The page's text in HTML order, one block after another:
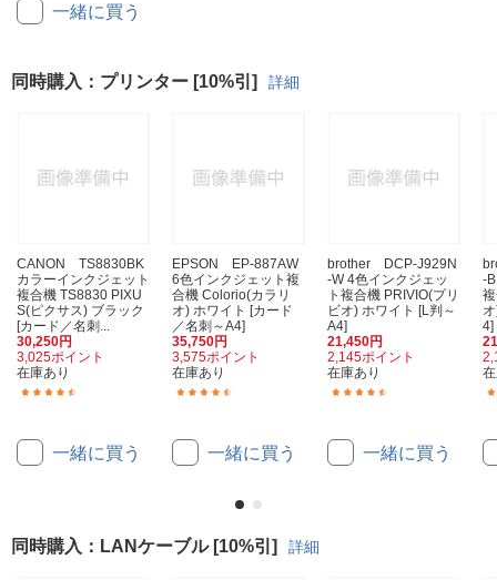
一緒に買う
同時購入：プリンター [10%引] 詳細
CANON TS8830BK
カラーインクジェット
複合機 TS8830 PIXU
S(ピクサス) ブラック
[カード／名刺...
30,250円
3,025ポイント
在庫あり
一緒に買う
EPSON EP-887AW
6色インクジェット複
合機 Colorio(カラリ
オ) ホワイト [カード
／名刺～A4]
35,750円
3,575ポイント
在庫あり
一緒に買う
brother DCP-J929N
-W 4色インクジェッ
ト複合機 PRIVIO(プリ
ビオ) ホワイト [L判～
A4]
21,450円
2,145ポイント
在庫あり
一緒に買う
-
4]
同時購入：LANケーブル [10%引] 詳細